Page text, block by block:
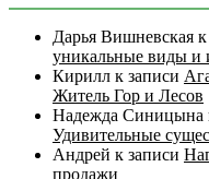
Дарья Вишневская
уникальные виды и
Кирилл к записи
Житель Гор и Лесов
Надежда Синицына
Удивительные
Андрей к записи
продажи